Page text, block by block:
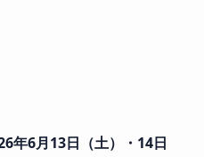
年6月13日（土）・14日